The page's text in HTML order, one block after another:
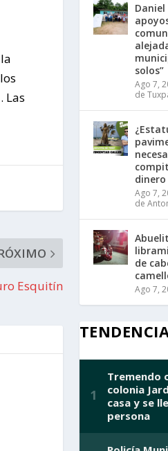
Las
Esquitín
solos”
Ago 7,
de
dinero
Ago 7,
de
de
Ago 7,